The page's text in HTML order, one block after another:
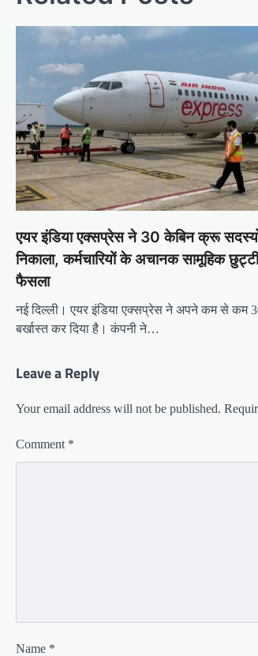
एयर इंडिया एक्सप्रेस ने 30 केबिन क्रू
निकाला, कर्मचारियों के अचानक सामूहिक
फैसला
नई दिल्ली। एयर इंडिया एक्सप्रेस ने अपने कम से कम
बर्खास्त कर दिया है। कंपनी ने…
Leave a Reply
Your email address will not be published.
Comment *
Name *